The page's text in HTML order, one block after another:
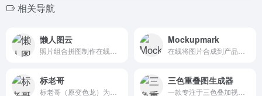
相关导航
懒人图云 Mockupmark
标老哥 三色重叠图生成器